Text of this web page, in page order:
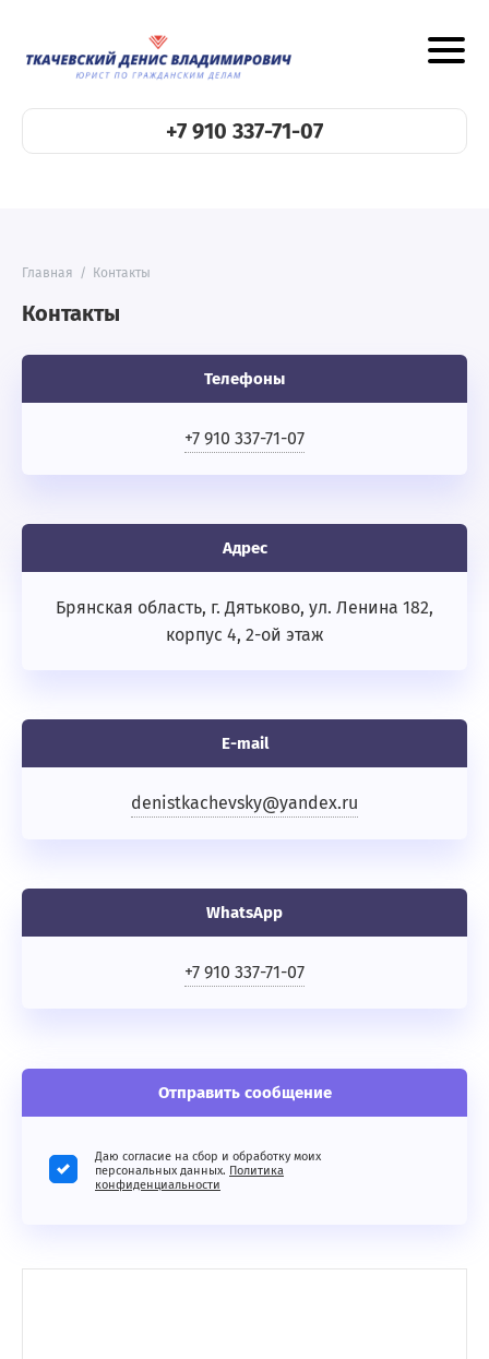
+7 910 337-71-07
Главная / Контакты
Контакты
Телефоны
+7 910 337-71-07
Адрес
Брянская область, г. Дятьково, ул. Ленина 182,
корпус 4, 2-ой этаж
E-mail
denistkachevsky@yandex.ru
WhatsApp
+7 910 337-71-07
Отправить сообщение
Даю согласие на сбор и обработку моих
персональных данных. Политика
конфиденциальности